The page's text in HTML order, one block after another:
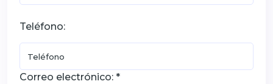
Teléfono:
Correo electrónico: *